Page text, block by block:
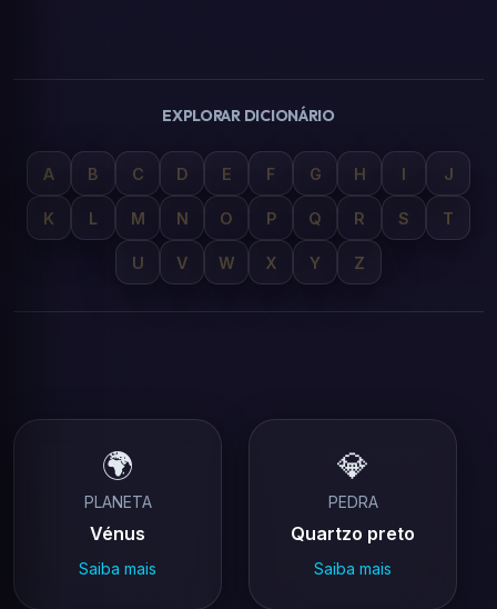
EXPLORAR DICIONÁRIO
A B C D E F G H I J
K L M N O P Q R S T
U V W X Y Z
🌍
PLANETA
Vénus
Saiba mais
💎
PEDRA
Quartzo preto
Saiba mais